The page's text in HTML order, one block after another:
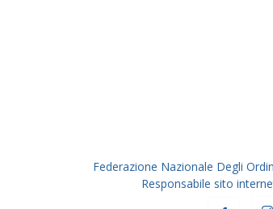
Federazione Nazionale Degli
Responsabile sito